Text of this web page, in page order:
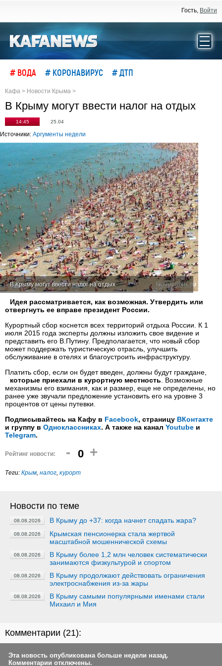
Гость, Войти
# ВОДА # КОРОНАВИРУС # ДТП
Кафа > Новости Крыма >
В Крыму могут ввести налог на отдых
14:45 25.04
Источники: Аргументы недели
В Крыму могут ввести налог на отдых
Идея рассматривается, как возможная. Утвердить или
отвергнуть ее вправе президент России.
Курортный сбор коснется всех территорий отдыха России. К 1
июля 2015 года эксперты должны изложить свое видение и
представить его В.Путину. Предполагается, что новый сбор
может поддержать туристическую отрасль, улучшить
обслуживание в отелях и благоустроить инфраструктуру.
Платить сбор, если он будет введен, должны будут граждане,
которые приехали в курортную местность . Возможные
механизмы его взимания, как и размер, еще не определены, но
ранее уже звучали предложение установить его на уровне 3
процентов от цены путевки.
Подписывайтесь на Кафу в Facebook, страницу ВКонтакте
и группу в Одноклассниках. А также на канал Youtube и
Telegram.
Рейтинг новости: - 0 +
Теги: Крым, налог, курорт
Новости по теме
08.08.2026 В Крыму до +37: когда начнет спадать жара?
08.08.2026
Крымская пенсионерка стала жертвой
масштабной мошеннической схемы
08.08.2026
В Крыму более 1,2 млн человек систематически
занимаются физкультурой и спортом
08.08.2026
В Крыму продолжают действовать ограничения
электроснабжения из-за жары
08.08.2026
В Крыму самыми популярными именами стали
Михаил и Мия
Комментарии (21):
Эта новость опубликована больше недели назад.
Комментарии отключены.